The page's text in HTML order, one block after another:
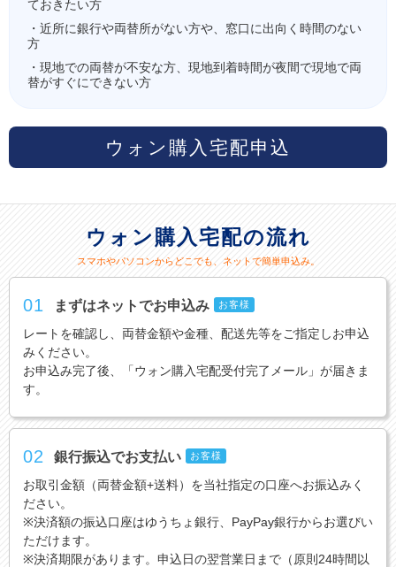
ておきたい方
・近所に銀行や両替所がない方や、窓口に出向く時間のない
方
・現地での両替が不安な方、現地到着時間が夜間で現地で両
替がすぐにできない方
ウォン購入宅配申込
ウォン購入宅配の流れ
スマホやパソコンからどこでも、ネットで簡単申込み。
01 まずはネットでお申込み お客様
レートを確認し、両替金額や金種、配送先等をご指定しお申込
みください。
お申込み完了後、「ウォン購入宅配受付完了メール」が届きま
す。
02 銀行振込でお支払い お客様
お取引金額（両替金額+送料）を当社指定の口座へお振込みく
ださい。
※決済額の振込口座はゆうちょ銀行、PayPay銀行からお選びい
ただけます。
※決済期限があります。申込日の翌営業日まで（原則24時間以